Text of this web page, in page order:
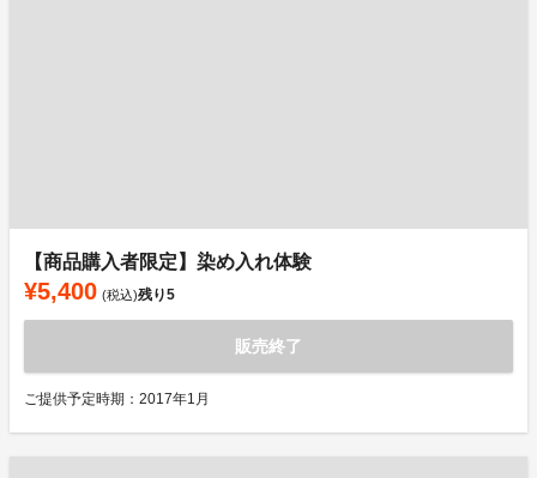
【商品購入者限定】染め入れ体験
¥5,400 (税込)残り5
販売終了
ご提供予定時期：2017年1月